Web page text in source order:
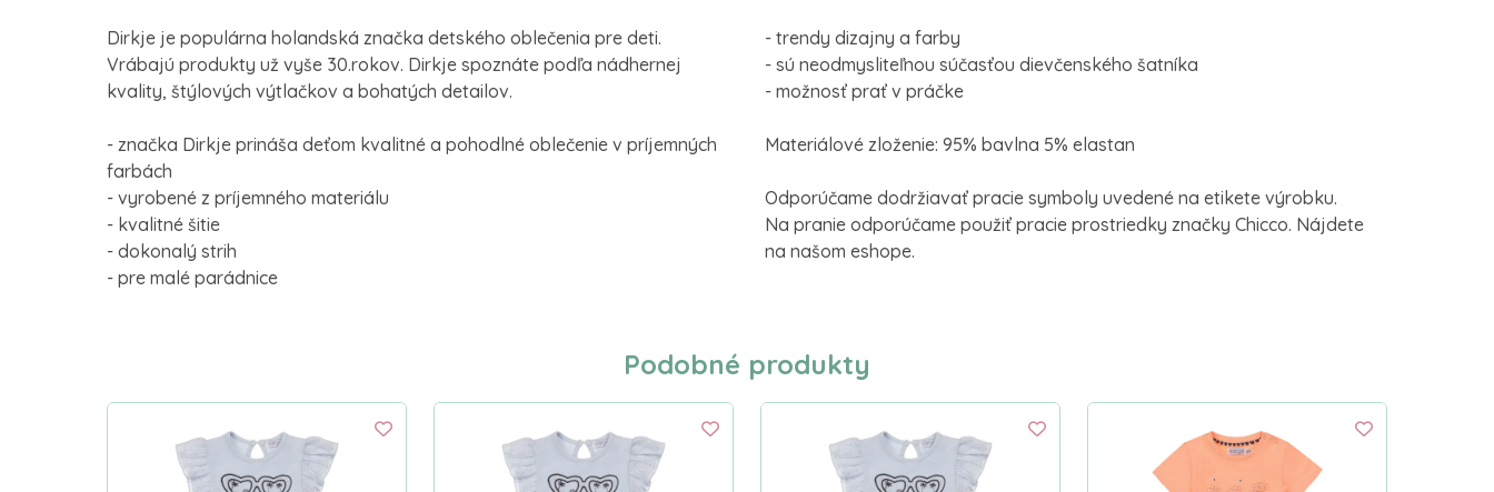
Dirkje je populárna holandská značka detského oblečenia pre deti.
Vrábajú produkty už vyše 30.rokov. Dirkje spoznáte podľa nádhernej
kvality, štýlových výtlačkov a bohatých detailov.
- značka Dirkje prináša deťom kvalitné a pohodlné oblečenie v príjemných
farbách
- vyrobené z príjemného materiálu
- kvalitné šitie
- dokonalý strih
- pre malé parádnice
- trendy dizajny a farby
- sú neodmysliteľnou súčasťou dievčenského šatníka
- možnosť prať v práčke
Materiálové zloženie: 95% bavlna 5% elastan
Odporúčame dodržiavať pracie symboly uvedené na etikete výrobku.
Na pranie odporúčame použiť pracie prostriedky značky Chicco. Nájdete
na našom eshope.
Podobné produkty